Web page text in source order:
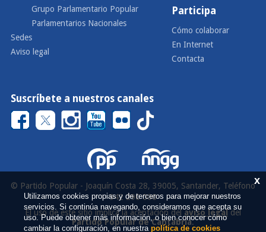
Grupo Parlamentario Popular
Parlamentarios Nacionales
Sedes
Aviso legal
Participa
Cómo colaborar
En Internet
Contacta
Suscríbete a nuestros canales
© Partido Popular - Joaquín Costa 28, 39005, Santander, Teléfono
942 290 000
El uso de este sitio implica la aceptación delaviso legaldel
Partido Popular de Cantabria.
x
Utilizamos cookies propias y de terceros para mejorar nuestros
servicios. Si continúa navegando, consideramos que acepta su
uso. Puede obtener más información, o bien conocer cómo
cambiar la configuración, en nuestra política de cookies